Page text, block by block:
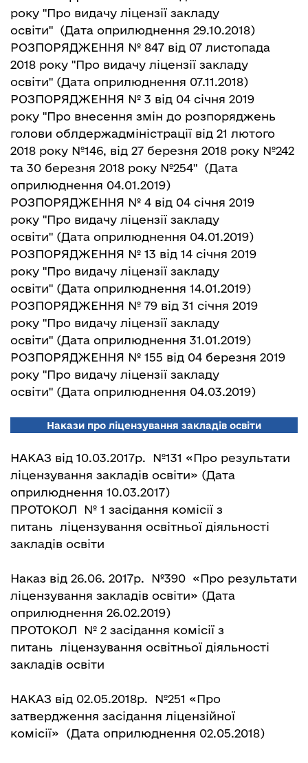
року "Про видачу ліцензії закладу
освіти" (Дата оприлюднення 29.10.2018)
РОЗПОРЯДЖЕННЯ № 847 від 07 листопада
2018 року "Про видачу ліцензії закладу
освіти" (Дата оприлюднення 07.11.2018)
РОЗПОРЯДЖЕННЯ № 3 від 04 січня 2019
року "Про внесення змін до розпоряджень
голови облдержадміністрації від 21 лютого
2018 року №146, від 27 березня 2018 року №242
та 30 березня 2018 року №254" (Дата
оприлюднення 04.01.2019)
РОЗПОРЯДЖЕННЯ № 4 від 04 січня 2019
року "Про видачу ліцензії закладу
освіти" (Дата оприлюднення 04.01.2019)
РОЗПОРЯДЖЕННЯ № 13 від 14 січня 2019
року "Про видачу ліцензії закладу
освіти" (Дата оприлюднення 14.01.2019)
РОЗПОРЯДЖЕННЯ № 79 від 31 січня 2019
року "Про видачу ліцензії закладу
освіти" (Дата оприлюднення 31.01.2019)
РОЗПОРЯДЖЕННЯ № 155 від 04 березня 2019
року "Про видачу ліцензії закладу
освіти" (Дата оприлюднення 04.03.2019)
Накази про ліцензування закладів освіти
НАКАЗ від 10.03.2017р. №131 «Про результати
ліцензування закладів освіти» (Дата
оприлюднення 10.03.2017)
ПРОТОКОЛ № 1 засідання комісії з
питань ліцензування освітньої діяльності
закладів освіти
Наказ від 26.06. 2017р. №390 «Про результати
ліцензування закладів освіти» (Дата
оприлюднення 26.02.2019)
ПРОТОКОЛ № 2 засідання комісії з
питань ліцензування освітньої діяльності
закладів освіти
НАКАЗ від 02.05.2018р. №251 «Про
затвердження засідання ліцензійної
комісії»
(Дата оприлюднення 02.05.2018)